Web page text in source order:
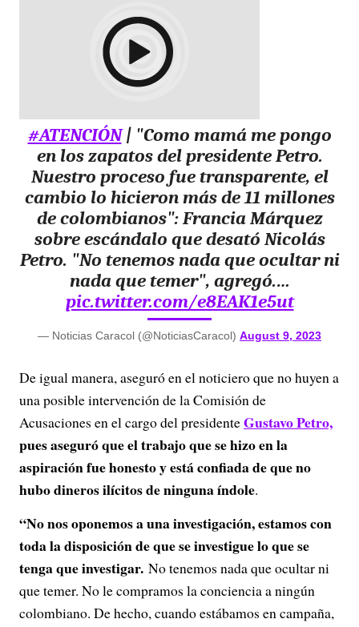
#ATENCIÓN| "Como mamá me pongo
en los zapatos del presidente Petro.
Nuestro proceso fue transparente, el
cambio lo hicieron más de 11 millones
de colombianos": Francia Márquez
sobre escándalo que desató Nicolás
Petro. "No tenemos nada que ocultar ni
nada que temer", agregó.…
pic.twitter.com/e8EAK1e5ut
— Noticias Caracol (@NoticiasCaracol) August 9, 2023
De igual manera, aseguró en el noticiero que no huyen a
una posible intervención de la Comisión de
Acusaciones en el cargo del presidenteGustavo Petro,
pues aseguró que el trabajo que se hizo en la
aspiración fue honesto y está confiada de que no
hubo dineros ilícitos de ninguna índole.
“No nos oponemos a una investigación, estamos con
toda la disposición de que se investigue lo que se
tenga que investigar. No tenemos nada que ocultar ni
que temer. No le compramos la conciencia a ningún
colombiano. De hecho, cuando estábamos en campaña,